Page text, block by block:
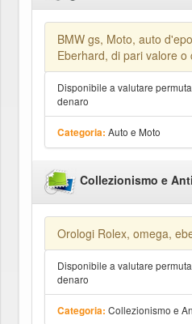
BMW gs, Moto, auto
Eberhard, di pari valore o
Disponibile a valutare
denaro
Categoria: Auto e Moto
Collezionismo e
Orologi Rolex, omega,
Disponibile a valutare
denaro
Categoria: Collezionismo e